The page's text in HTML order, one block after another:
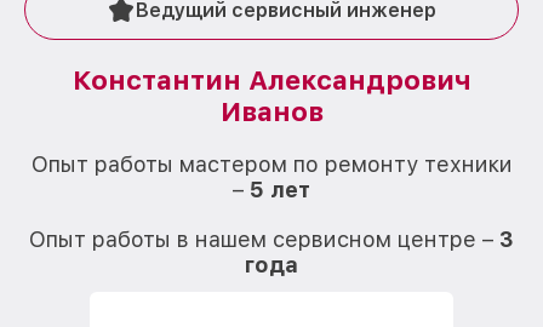
Ведущий сервисный инженер
Константин Александрович
Иванов
Опыт работы мастером по ремонту техники
– 5 лет
Опыт работы в нашем сервисном центре – 3
года